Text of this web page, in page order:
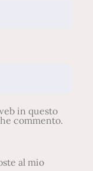
in questo
commento.
al mio